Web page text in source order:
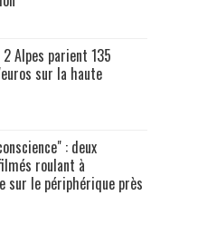
2 Alpes parient 135
sur la haute
: deux
roulant à
le périphérique près